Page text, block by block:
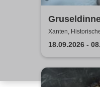
Ripper
Xanten,
18.09.2026 -